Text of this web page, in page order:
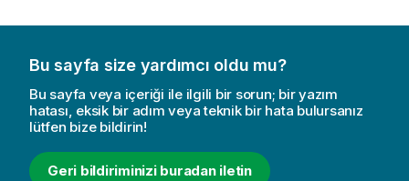
Bu sayfa size yardımcı oldu mu?
Bu sayfa veya içeriği ile ilgili bir sorun; bir yazım
hatası, eksik bir adım veya teknik bir hata bulursanız
lütfen bize bildirin!
Geri bildiriminizi buradan iletin